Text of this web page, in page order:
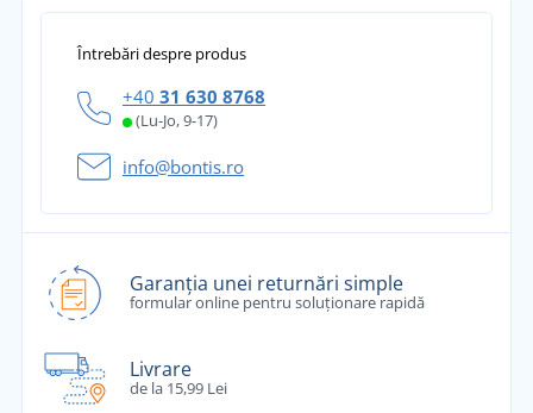
Întrebări despre produs
+40 31 630 8768
(Lu-Jo, 9-17)
info@bontis.ro
Garanția unei returnări simple
formular online pentru soluționare rapidă
Livrare
de la 15,99 Lei